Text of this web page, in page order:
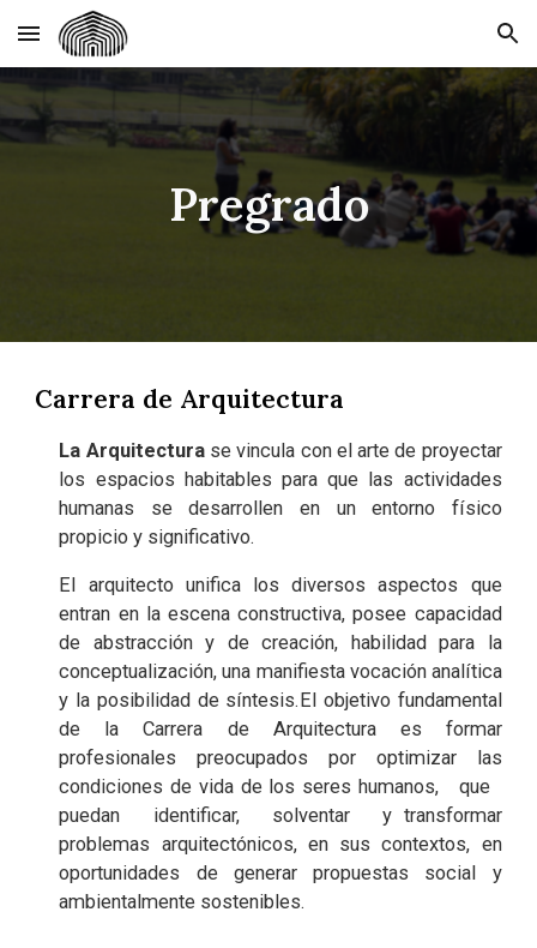
Skip to main content Skip to navigation
Pregrado
Carrera de Arquitectura
La Arquitectura se vincula con el arte de proyectar
los espacios habitables para que las actividades
humanas se desarrollen en un entorno físico
propicio y significativo.
El arquitecto unifica los diversos aspectos que
entran en la escena constructiva, posee capacidad
de abstracción y de creación, habilidad para la
conceptualización, una manifiesta vocación analítica
y la posibilidad de síntesis.El objetivo fundamental
de la Carrera de Arquitectura es formar
profesionales preocupados por optimizar las
condiciones de vida de los seres humanos, que
puedan identificar, solventar y transformar
problemas arquitectónicos, en sus contextos, en
oportunidades de generar propuestas social y
ambientalmente sostenibles.